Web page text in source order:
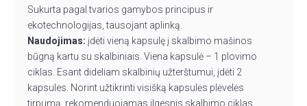
Sukurta pagal tvarios gamybos principus ir
ekotechnologijas, tausojant aplinką.
Naudojimas: įdėti vieną kapsulę į skalbimo mašinos
būgną kartu su skalbiniais. Viena kapsulė – 1 plovimo
ciklas. Esant dideliam skalbinių užterštumui, įdėti 2
kapsules. Norint užtikrinti visišką kapsulės plėvelės
tirpumą, rekomenduojamas ilgesnis skalbimo ciklas.